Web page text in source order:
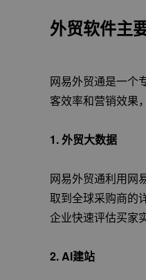
外贸软件主
网易外贸通是一个
客效率和营销效果
1.外贸大数据
网易外贸通利用网
取到全球采购商的
企业快速评估买家
2.AI建站